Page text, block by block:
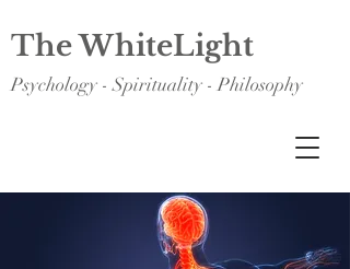
The WhiteLight
Psychology - Spirituality - Philosophy